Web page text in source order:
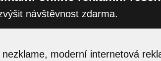
návštěvnost zdarma.
moderní internetová